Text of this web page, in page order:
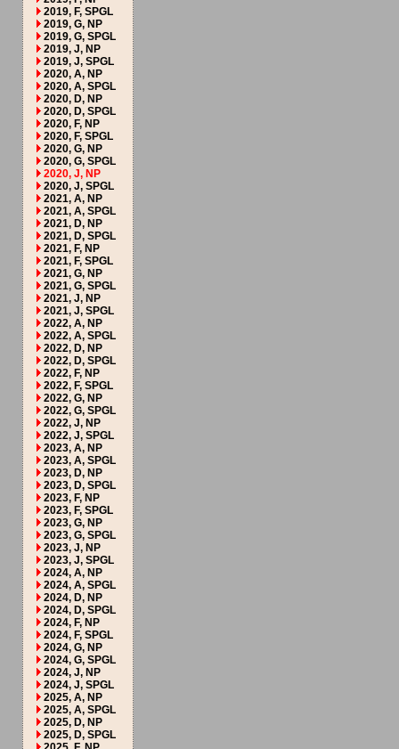
2019, F, SPGL
2019, G, NP
2019, G, SPGL
2019, J, NP
2019, J, SPGL
2020, A, NP
2020, A, SPGL
2020, D, NP
2020, D, SPGL
2020, F, NP
2020, F, SPGL
2020, G, NP
2020, G, SPGL
2020, J, NP
2020, J, SPGL
2021, A, NP
2021, A, SPGL
2021, D, NP
2021, D, SPGL
2021, F, NP
2021, F, SPGL
2021, G, NP
2021, G, SPGL
2021, J, NP
2021, J, SPGL
2022, A, NP
2022, A, SPGL
2022, D, NP
2022, D, SPGL
2022, F, NP
2022, F, SPGL
2022, G, NP
2022, G, SPGL
2022, J, NP
2022, J, SPGL
2023, A, NP
2023, A, SPGL
2023, D, NP
2023, D, SPGL
2023, F, NP
2023, F, SPGL
2023, G, NP
2023, G, SPGL
2023, J, NP
2023, J, SPGL
2024, A, NP
2024, A, SPGL
2024, D, NP
2024, D, SPGL
2024, F, NP
2024, F, SPGL
2024, G, NP
2024, G, SPGL
2024, J, NP
2024, J, SPGL
2025, A, NP
2025, A, SPGL
2025, D, NP
2025, D, SPGL